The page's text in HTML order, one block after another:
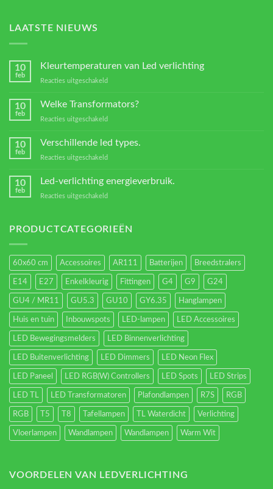
LAATSTE NIEUWS
10
feb
Kleurtemperaturen van Led verlichting
Reacties uitgeschakeld
verlichting
10
feb
Welke Transformators?
Reacties uitgeschakeld
Transformators?
10
feb
Verschillende led types.
Reacties uitgeschakeld
10
feb
Led-verlichting energieverbruik.
Reacties uitgeschakeld
energieverbruik.
PRODUCTCATEGORIEËN
60x60 cm Accessoires AR111 Batterijen Breedstralers
E14 E27 Enkelkleurig Fittingen G4 G9 G24
GU4 / MR11 GU5.3 GU10 GY6.35 Hanglampen
Huis en tuin Inbouwspots LED-lampen LED Accessoires
LED Bewegingsmelders LED Binnenverlichting
LED Buitenverlichting LED Dimmers LED Neon Flex
LED Paneel LED RGB(W) Controllers LED Spots LED Strips
LED TL LED Transformatoren Plafondlampen R7S RGB
RGB T5 T8 Tafellampen TL Waterdicht Verlichting
Vloerlampen Wandlampen Wandlampen Warm Wit
VOORDELEN VAN LEDVERLICHTING